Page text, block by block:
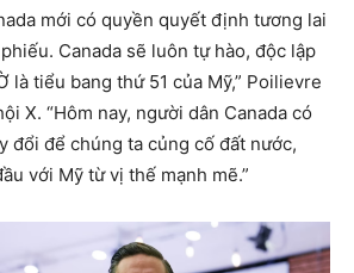
mới có quyền quyết định tương lai
Canada sẽ luôn tự hào, độc lập
là tiểu bang thứ 51 của Mỹ,” Poilievre
X. “Hôm nay, người dân Canada có
đổi để chúng ta củng cố đất nước,
với Mỹ từ vị thế mạnh mẽ.”